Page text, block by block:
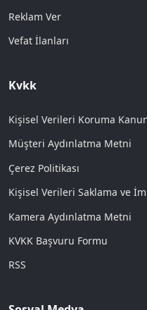
Reklam Ver
Vefat İlanları
Kvkk
Kişisel Verileri Koruma
Müşteri Aydınlatma Metni
Çerez Politikası
Kişisel Verileri Saklama ve
Kamera Aydınlatma Metni
KVKK Başvuru Formu
RSS